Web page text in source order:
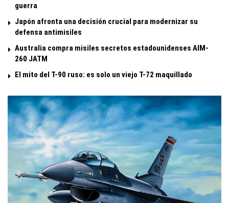
guerra
Japón afronta una decisión crucial para modernizar su
defensa antimisiles
Australia compra misiles secretos estadounidenses AIM-
260 JATM
El mito del T-90 ruso: es solo un viejo T-72 maquillado